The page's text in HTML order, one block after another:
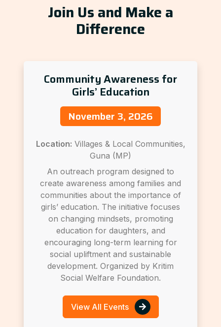
Join Us and Make a
Difference
Community Awareness for
Girls’ Education
November 3, 2026
Location: Villages & Local Communities,
Guna (MP)
An outreach program designed to
create awareness among families and
communities about the importance of
girls’ education. The initiative focuses
on changing mindsets, promoting
education for daughters, and
encouraging long-term learning for
social upliftment and sustainable
development. Organized by Kritim
Social Welfare Foundation.
View All Events